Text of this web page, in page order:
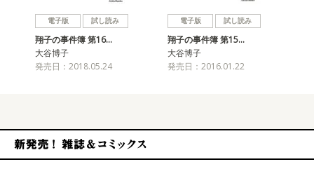
電子版 試し読み
翔子の事件簿 第16…
大谷博子
発売日：2018.05.24
電子版 試し読み
翔子の事件簿 第15…
大谷博子
発売日：2016.01.22